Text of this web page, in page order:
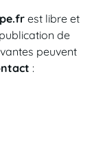
est libre et
de
peuvent
: